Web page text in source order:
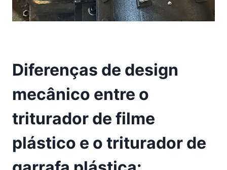
Diferenças de design
mecânico entre o
triturador de filme
plástico e o triturador de